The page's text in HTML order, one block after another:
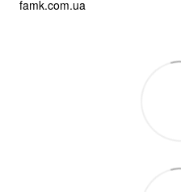
famk.com.ua